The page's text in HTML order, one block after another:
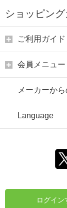
ショッピン
ご利用ガイド
会員メニュー
メーカーか
Language
ログイン